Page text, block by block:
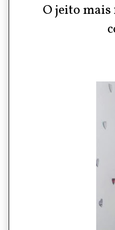
O jeito mais